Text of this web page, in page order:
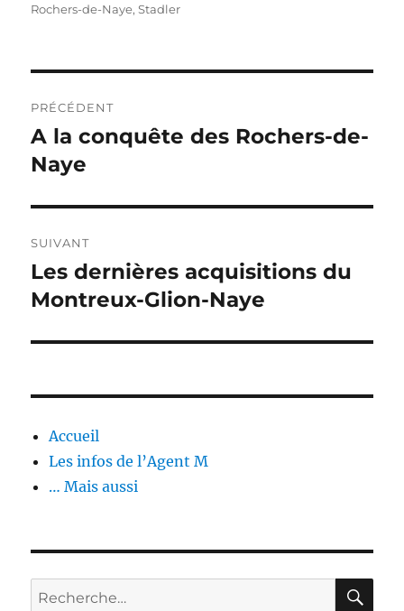
le
Rochers-de-Naye,Stadler
de
l’article
PRÉCÉDENT
Publication
précédente :
A la conquête des Rochers-de-
Naye
SUIVANT
Publication
suivante :
Les dernières acquisitions du
Montreux-Glion-Naye
Accueil
Les infos de l’Agent M
… Mais aussi
Recherche